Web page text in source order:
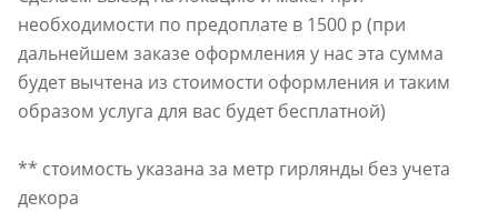
необходимости по предоплате в 1500 р (при
дальнейшем заказе оформления у нас эта сумма
будет вычтена из стоимости оформления и таким
образом услуга для вас будет бесплатной)
** стоимость указана за метр гирлянды без учета
декора